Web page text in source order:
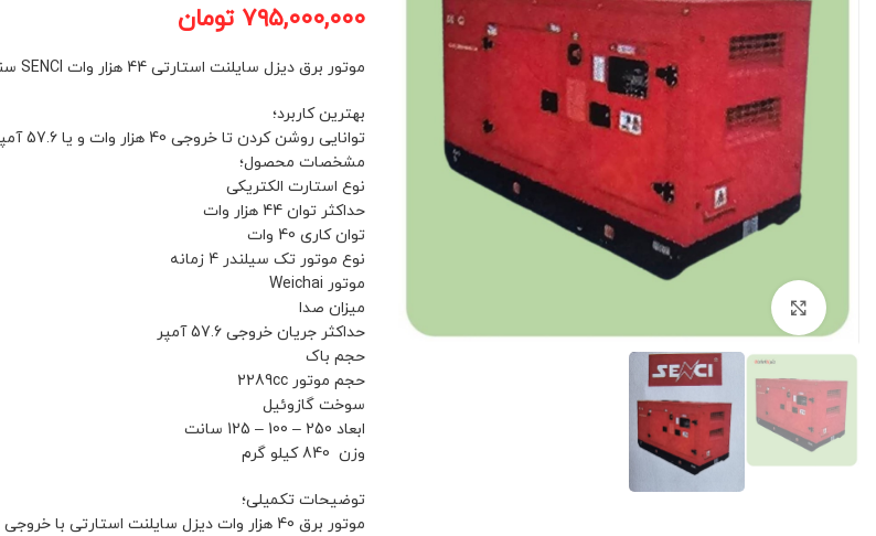
۷۹۵,۰۰۰,۰۰۰ تومان
موتور برق دیزل سایلنت استارتی 44 هزار وات SENCI سنسی مدل SC40WCS
بهترین کاربرد؛
توانایی روشن کردن تا خروجی 40 هزار وات و یا 57.6 آمپر برای مصارف ویلایی، آپارتمانی، کارگاهی، رستوران و هتل کاربرد دارد
مشخصات محصول؛
نوع استارت الکتریکی
حداکثر توان 44 هزار وات
توان کاری 40 وات
نوع موتور تک سیلندر 4 زمانه
موتور Weichai
میزان صدا
حداکثر جریان خروجی 57.6 آمپر
حجم باک
حجم موتور 2289cc
سوخت گازوئیل
ابعاد 250 – 100 – 125 سانت
وزن 840 کیلو گرم
توضیحات تکمیلی؛